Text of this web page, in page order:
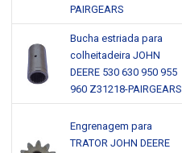
PAIRGEARS
Bucha estriada para
colheitadeira JOHN
DEERE 530 630 950 955
960 Z31218-PAIRGEARS
Engrenagem para
TRATOR JOHN DEERE